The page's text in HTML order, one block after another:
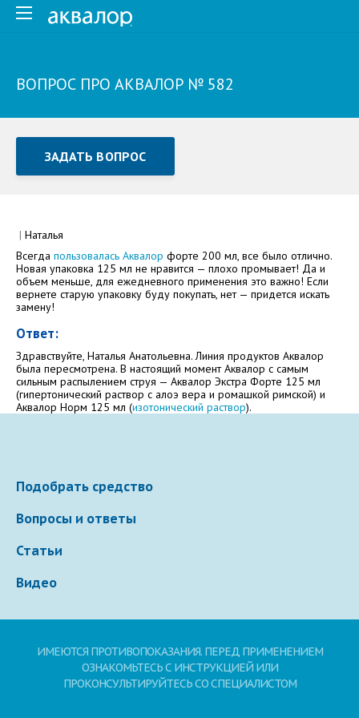
ВОПРОС ПРО АКВАЛОР № 582
ЗАДАТЬ ВОПРОС
Как Вас зовут
Электронная почта
Свернуть
| Наталья
Всегда пользовалась Аквалор форте 200 мл, все было отлично.
Новая упаковка 125 мл не нравится — плохо промывает! Да и
объем меньше, для ежедневного применения это важно! Если
вернете старую упаковку буду покупать, нет — придется искать
замену!
Ответ:
Здравствуйте, Наталья Анатольевна. Линия продуктов Аквалор
была пересмотрена. В настоящий момент Аквалор с самым
сильным распылением струя — Аквалор Экстра Форте 125 мл
(гипертонический раствор с алоэ вера и ромашкой римской) и
Аквалор Норм 125 мл (изотонический раствор).
Подобрать средство
Вопросы и ответы
Статьи
Видео
ИМЕЮТСЯ ПРОТИВОПОКАЗАНИЯ. ПЕРЕД ПРИМЕНЕНИЕМ
ОЗНАКОМЬТЕСЬ С ИНСТРУКЦИЕЙ ИЛИ
ПРОКОНСУЛЬТИРУЙТЕСЬ СО СПЕЦИАЛИСТОМ